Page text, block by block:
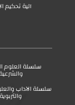
آلية تحكيم
سلسلة العلوم
والشرعية
سلسلة الآداب
والتربوية